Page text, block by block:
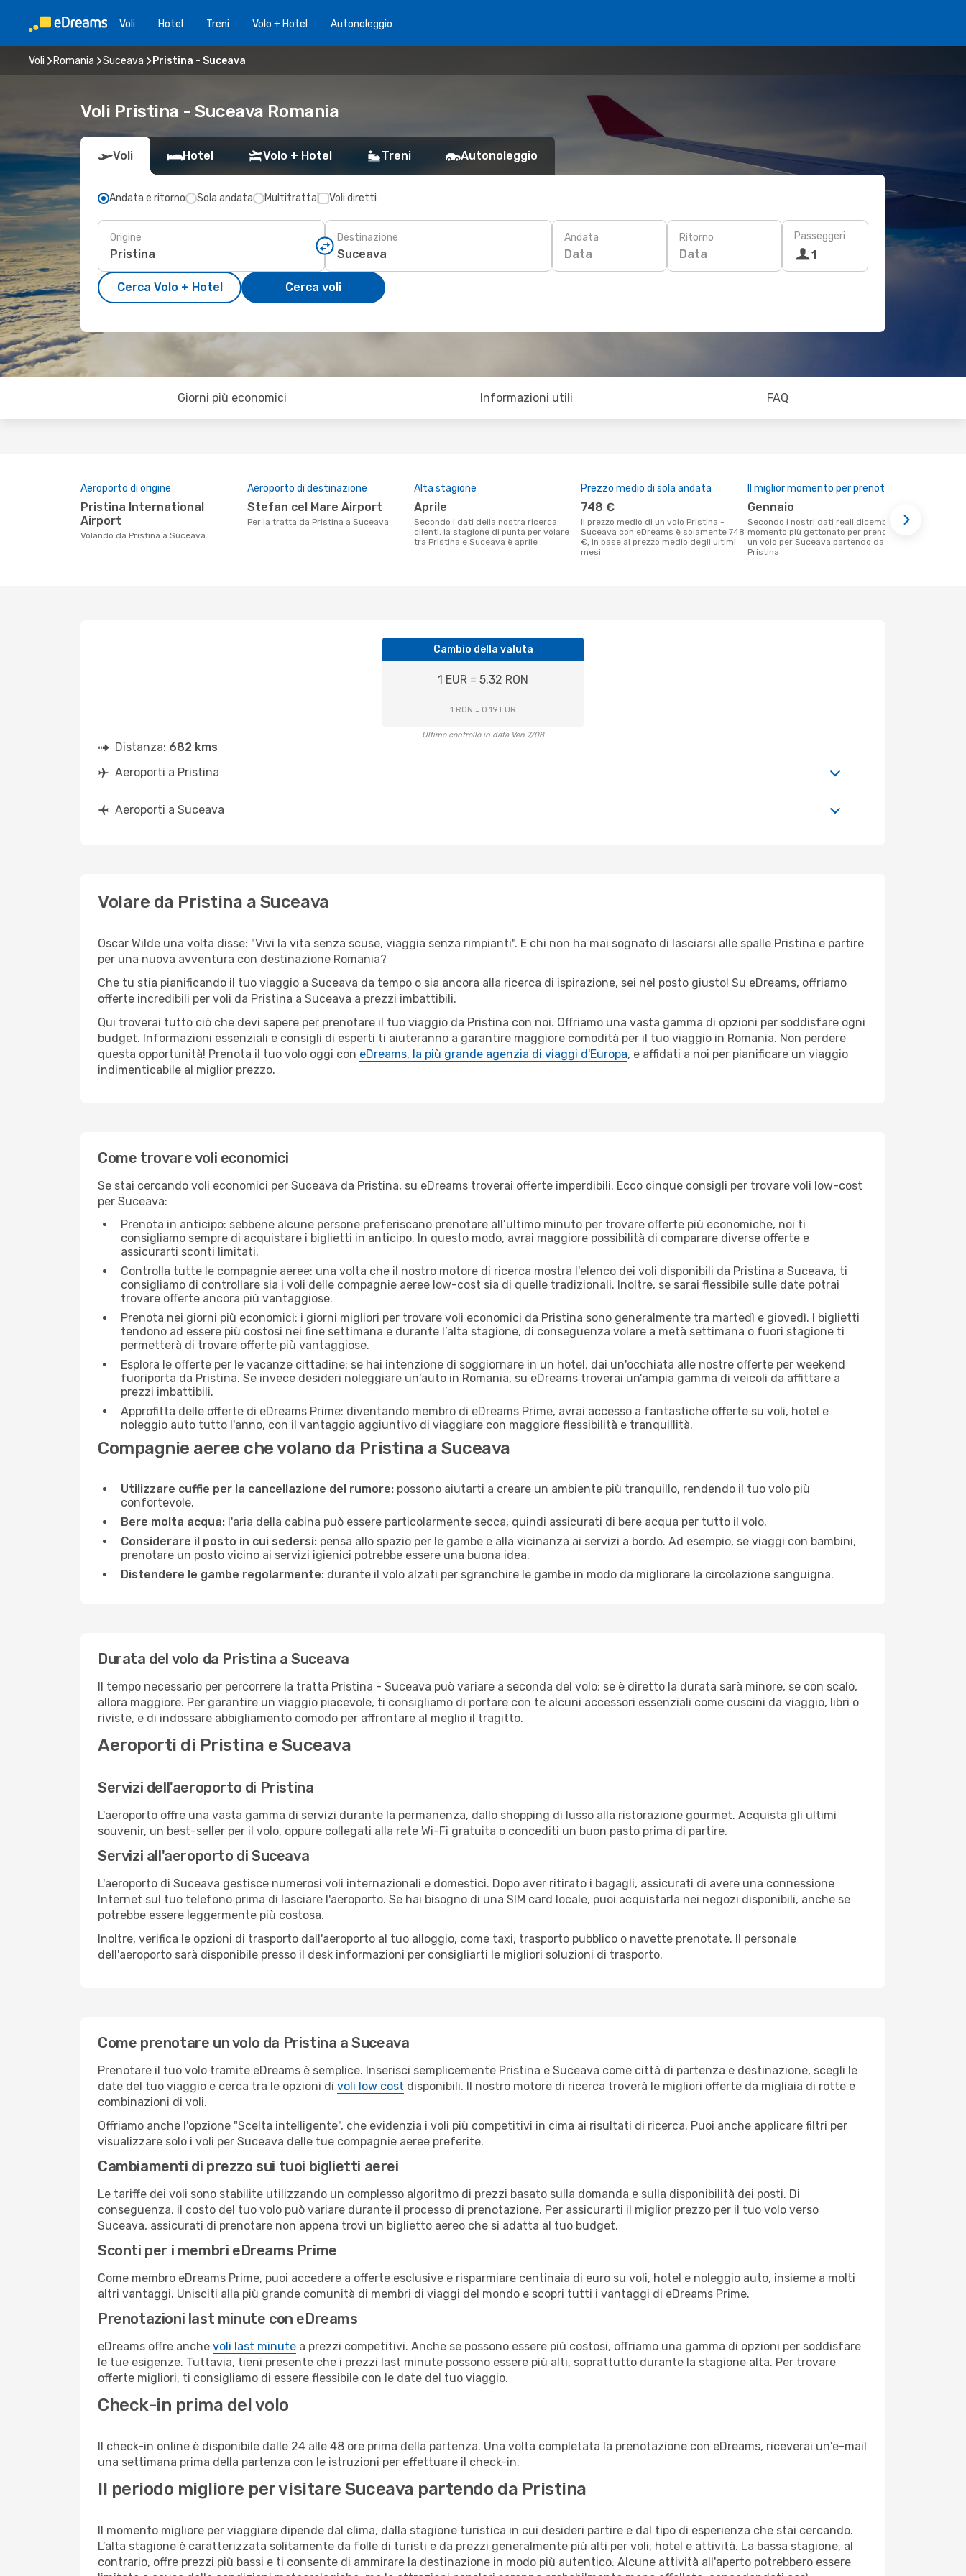
Voli Hotel Treni Volo + Hotel Autonoleggio
Voli Romania Suceava Pristina - Suceava
Voli Pristina - Suceava Romania
Voli Hotel Volo + Hotel Treni Autonoleggio
Andata e ritorno Sola andata Multitratta Voli diretti
Origine Destinazione Andata
Data
Ritorno
Data
Passeggeri
1
Cerca Volo + Hotel Cerca voli
Giorni più economici Informazioni utili FAQ
Aeroporto di origine
Pristina International
Airport
Volando da Pristina a Suceava
Aeroporto di destinazione
Stefan cel Mare Airport
Per la tratta da Pristina a Suceava
Alta stagione
aprile
Secondo i dati della nostra ricerca
clienti, la stagione di punta per volare
tra Pristina e Suceava è aprile .
Prezzo medio di sola andata
748 €
Il prezzo medio di un volo Pristina -
Suceava con eDreams è solamente 748
€, in base al prezzo medio degli ultimi
mesi.
Il miglior momento per prenotare
gennaio
Secondo i nostri dati reali dicembre è il
momento più gettonato per prenotare
un volo per Suceava partendo da
Pristina
Cambio della valuta
1 EUR = 5.32 RON
1 RON = 0.19 EUR
Ultimo controllo in data Ven 7/08
Distanza: 682 kms
Aeroporti a Pristina
Aeroporti a Suceava
Volare da Pristina a Suceava
Oscar Wilde una volta disse: "Vivi la vita senza scuse, viaggia senza rimpianti". E chi non ha mai sognato di lasciarsi alle spalle Pristina e partire
per una nuova avventura con destinazione Romania?
Che tu stia pianificando il tuo viaggio a Suceava da tempo o sia ancora alla ricerca di ispirazione, sei nel posto giusto! Su eDreams, offriamo
offerte incredibili per voli da Pristina a Suceava a prezzi imbattibili.
Qui troverai tutto ciò che devi sapere per prenotare il tuo viaggio da Pristina con noi. Offriamo una vasta gamma di opzioni per soddisfare ogni
budget. Informazioni essenziali e consigli di esperti ti aiuteranno a garantire maggiore comodità per il tuo viaggio in Romania. Non perdere
questa opportunità! Prenota il tuo volo oggi con eDreams, la più grande agenzia di viaggi d'Europa, e affidati a noi per pianificare un viaggio
indimenticabile al miglior prezzo.
Come trovare voli economici
Se stai cercando voli economici per Suceava da Pristina, su eDreams troverai offerte imperdibili. Ecco cinque consigli per trovare voli low-cost
per Suceava:
Prenota in anticipo: sebbene alcune persone preferiscano prenotare all’ultimo minuto per trovare offerte più economiche, noi ti
consigliamo sempre di acquistare i biglietti in anticipo. In questo modo, avrai maggiore possibilità di comparare diverse offerte e
assicurarti sconti limitati.
Controlla tutte le compagnie aeree: una volta che il nostro motore di ricerca mostra l'elenco dei voli disponibili da Pristina a Suceava, ti
consigliamo di controllare sia i voli delle compagnie aeree low-cost sia di quelle tradizionali. Inoltre, se sarai flessibile sulle date potrai
trovare offerte ancora più vantaggiose.
Prenota nei giorni più economici: i giorni migliori per trovare voli economici da Pristina sono generalmente tra martedì e giovedì. I biglietti
tendono ad essere più costosi nei fine settimana e durante l’alta stagione, di conseguenza volare a metà settimana o fuori stagione ti
permetterà di trovare offerte più vantaggiose.
Esplora le offerte per le vacanze cittadine: se hai intenzione di soggiornare in un hotel, dai un'occhiata alle nostre offerte per weekend
fuoriporta da Pristina. Se invece desideri noleggiare un'auto in Romania, su eDreams troverai un’ampia gamma di veicoli da affittare a
prezzi imbattibili.
Approfitta delle offerte di eDreams Prime: diventando membro di eDreams Prime, avrai accesso a fantastiche offerte su voli, hotel e
noleggio auto tutto l'anno, con il vantaggio aggiuntivo di viaggiare con maggiore flessibilità e tranquillità.
Compagnie aeree che volano da Pristina a Suceava
Utilizzare cuffie per la cancellazione del rumore: possono aiutarti a creare un ambiente più tranquillo, rendendo il tuo volo più
confortevole.
Bere molta acqua: l'aria della cabina può essere particolarmente secca, quindi assicurati di bere acqua per tutto il volo.
Considerare il posto in cui sedersi: pensa allo spazio per le gambe e alla vicinanza ai servizi a bordo. Ad esempio, se viaggi con bambini,
prenotare un posto vicino ai servizi igienici potrebbe essere una buona idea.
Distendere le gambe regolarmente: durante il volo alzati per sgranchire le gambe in modo da migliorare la circolazione sanguigna.
Durata del volo da Pristina a Suceava
Il tempo necessario per percorrere la tratta Pristina - Suceava può variare a seconda del volo: se è diretto la durata sarà minore, se con scalo,
allora maggiore. Per garantire un viaggio piacevole, ti consigliamo di portare con te alcuni accessori essenziali come cuscini da viaggio, libri o
riviste, e di indossare abbigliamento comodo per affrontare al meglio il tragitto.
Aeroporti di Pristina e Suceava
Servizi dell'aeroporto di Pristina
L'aeroporto offre una vasta gamma di servizi durante la permanenza, dallo shopping di lusso alla ristorazione gourmet. Acquista gli ultimi
souvenir, un best-seller per il volo, oppure collegati alla rete Wi-Fi gratuita o concediti un buon pasto prima di partire.
Servizi all'aeroporto di Suceava
L'aeroporto di Suceava gestisce numerosi voli internazionali e domestici. Dopo aver ritirato i bagagli, assicurati di avere una connessione
Internet sul tuo telefono prima di lasciare l'aeroporto. Se hai bisogno di una SIM card locale, puoi acquistarla nei negozi disponibili, anche se
potrebbe essere leggermente più costosa.
Inoltre, verifica le opzioni di trasporto dall'aeroporto al tuo alloggio, come taxi, trasporto pubblico o navette prenotate. Il personale
dell'aeroporto sarà disponibile presso il desk informazioni per consigliarti le migliori soluzioni di trasporto.
Come prenotare un volo da Pristina a Suceava
Prenotare il tuo volo tramite eDreams è semplice. Inserisci semplicemente Pristina e Suceava come città di partenza e destinazione, scegli le
date del tuo viaggio e cerca tra le opzioni di voli low cost disponibili. Il nostro motore di ricerca troverà le migliori offerte da migliaia di rotte e
combinazioni di voli.
Offriamo anche l'opzione "Scelta intelligente", che evidenzia i voli più competitivi in cima ai risultati di ricerca. Puoi anche applicare filtri per
visualizzare solo i voli per Suceava delle tue compagnie aeree preferite.
Cambiamenti di prezzo sui tuoi biglietti aerei
Le tariffe dei voli sono stabilite utilizzando un complesso algoritmo di prezzi basato sulla domanda e sulla disponibilità dei posti. Di
conseguenza, il costo del tuo volo può variare durante il processo di prenotazione. Per assicurarti il miglior prezzo per il tuo volo verso
Suceava, assicurati di prenotare non appena trovi un biglietto aereo che si adatta al tuo budget.
Sconti per i membri eDreams Prime
Come membro eDreams Prime, puoi accedere a offerte esclusive e risparmiare centinaia di euro su voli, hotel e noleggio auto, insieme a molti
altri vantaggi. Unisciti alla più grande comunità di membri di viaggi del mondo e scopri tutti i vantaggi di eDreams Prime.
Prenotazioni last minute con eDreams
eDreams offre anche voli last minute a prezzi competitivi. Anche se possono essere più costosi, offriamo una gamma di opzioni per soddisfare
le tue esigenze. Tuttavia, tieni presente che i prezzi last minute possono essere più alti, soprattutto durante la stagione alta. Per trovare
offerte migliori, ti consigliamo di essere flessibile con le date del tuo viaggio.
Check-in prima del volo
Il check-in online è disponibile dalle 24 alle 48 ore prima della partenza. Una volta completata la prenotazione con eDreams, riceverai un'e-mail
una settimana prima della partenza con le istruzioni per effettuare il check-in.
Il periodo migliore per visitare Suceava partendo da Pristina
Il momento migliore per viaggiare dipende dal clima, dalla stagione turistica in cui desideri partire e dal tipo di esperienza che stai cercando.
L’alta stagione è caratterizzata solitamente da folle di turisti e da prezzi generalmente più alti per voli, hotel e attività. La bassa stagione, al
contrario, offre prezzi più bassi e ti consente di ammirare la destinazione in modo più autentico. Alcune attività all'aperto potrebbero essere